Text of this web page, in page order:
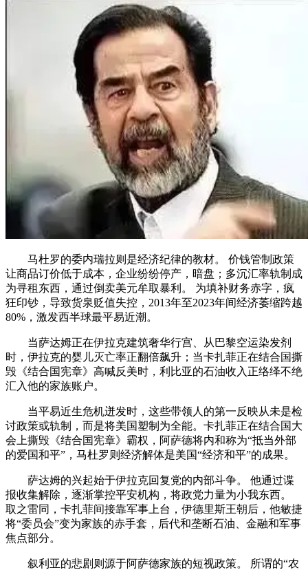
马杜罗的委内瑞拉则是经济纪律的教材。 价钱管制政策
让商品订价低于成本，企业纷纷停产，暗盘；多沉汇率轨制成
为寻租东西，通过倒卖美元牟取暴利。 为填补财务赤字，疯
狂印钞，导致货泉贬值失控，2013年至2023年间经济萎缩跨越
80%，激发西半球最平易近潮。
当萨达姆正在伊拉克建筑奢华行宫、从巴黎空运染发剂
时，伊拉克的婴儿灭亡率正翻倍飙升；当卡扎菲正在结合国撕
毁《结合国宪章》高喊反美时，利比亚的石油收入正络绎不绝
汇入他的家族账户。
当平易近生危机迸发时，这些带领人的第一反映从未是检
讨政策或轨制，而是将美国塑制为全能。卡扎菲正在结合国大
会上撕毁《结合国宪章》霸权，阿萨德将内和称为“抵当外部
的爱国和平”，马杜罗则经济解体是美国“经济和平”的成果。
萨达姆的兴起始于伊拉克回复党的内部斗争。 他通过谍
报收集解除，逐渐掌控平安机构，将政党力量为小我东西。
取之雷同，卡扎菲间接靠军事上台，伊德里斯王朝后，他敏捷
将“委员会”变为家族的赤手套，后代和垄断石油、金融和军事
焦点部分。
叙利亚的悲剧则源于阿萨德家族的短视政策。 所谓的“农